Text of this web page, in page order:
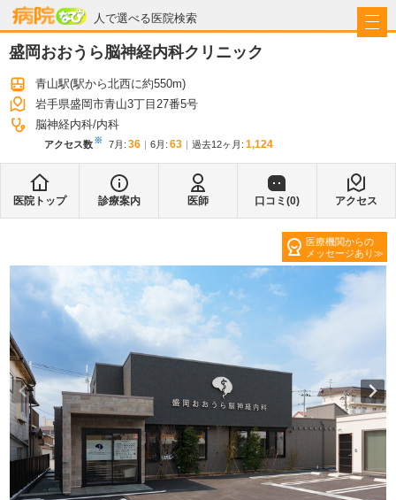
人で選べる医院検索
病院なび
盛岡おおうら脳神経内科クリニック
青山駅(駅から北西に約550m)
岩手県盛岡市青山3丁目27番5号
脳神経内科 内科
アクセス数※ 7月 : 36 6月 : 63 過去12ヶ月: 1,124
医院トップ 診療案内 医師 口コミ(0) アクセス
医療機関からの
メッセージあり